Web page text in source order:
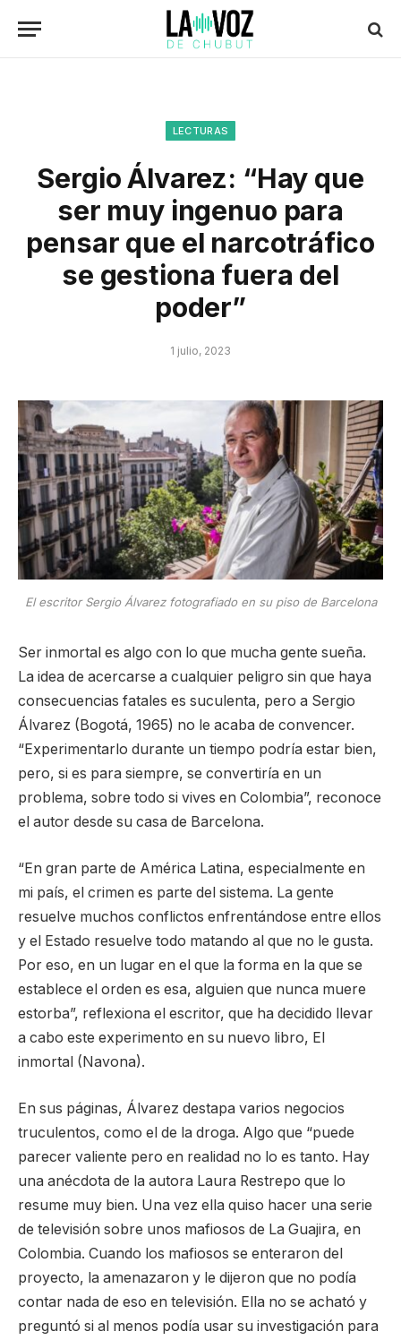
LECTURAS
Sergio Álvarez: “Hay que
ser muy ingenuo para
pensar que el narcotráfico
se gestiona fuera del
poder”
1 julio, 2023
El escritor Sergio Álvarez fotografiado en su piso de Barcelona
Ser inmortal es algo con lo que mucha gente sueña.
La idea de acercarse a cualquier peligro sin que haya
consecuencias fatales es suculenta, pero a Sergio
Álvarez (Bogotá, 1965) no le acaba de convencer.
“Experimentarlo durante un tiempo podría estar bien,
pero, si es para siempre, se convertiría en un
problema, sobre todo si vives en Colombia”, reconoce
el autor desde su casa de Barcelona.
“En gran parte de América Latina, especialmente en
mi país, el crimen es parte del sistema. La gente
resuelve muchos conflictos enfrentándose entre ellos
y el Estado resuelve todo matando al que no le gusta.
Por eso, en un lugar en el que la forma en la que se
establece el orden es esa, alguien que nunca muere
estorba”, reflexiona el escritor, que ha decidido llevar
a cabo este experimento en su nuevo libro, El
inmortal (Navona).
En sus páginas, Álvarez destapa varios negocios
truculentos, como el de la droga. Algo que “puede
parecer valiente pero en realidad no lo es tanto. Hay
una anécdota de la autora Laura Restrepo que lo
resume muy bien. Una vez ella quiso hacer una serie
de televisión sobre unos mafiosos de La Guajira, en
Colombia. Cuando los mafiosos se enteraron del
proyecto, la amenazaron y le dijeron que no podía
contar nada de eso en televisión. Ella no se acható y
preguntó si al menos podía usar su investigación para